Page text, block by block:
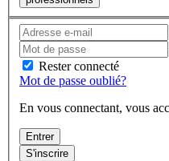
Rester connecté
Mot de passe oublié?
En vous connectant, vous
Entrer
S'inscrire